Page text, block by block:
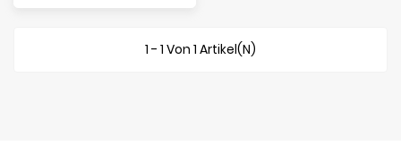
1 - 1 Von 1 Artikel(n)